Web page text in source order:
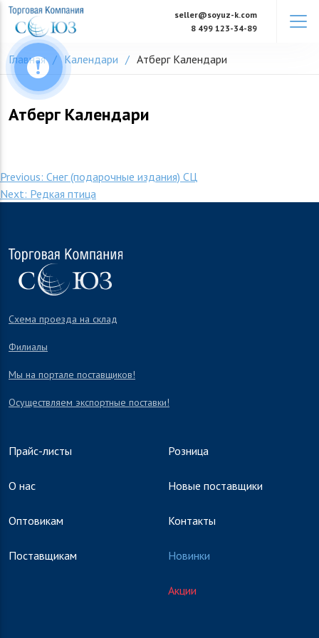
Skip
content
seller@soyuz-k.com
8 499 123-34-89
Главная Календари Атберг Календари
Атберг Календари
Навигация
по
Previous: Снег (подарочные издания) СЦ
Next: Редкая птица
Схема проезда на склад
Филиалы
Мы на портале поставщиков!
Осуществляем экспортные поставки!
Прайс-листы
О нас
Оптовикам
Поставщикам
Розница
Новые поставщики
Контакты
Новинки
Акции